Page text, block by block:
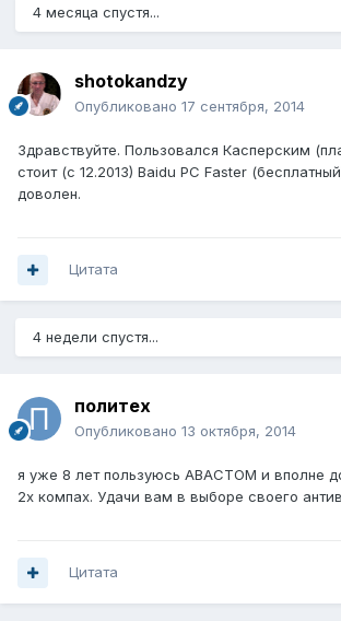
4 месяца спустя...
shotokandzy
Опубликовано 17 сентября, 2014
Здравствуйте. Пользовался Касперским
стоит (с 12.2013) Baidu PC Faster
доволен.
Цитата
4 недели спустя...
политех
Опубликовано 13 октября, 2014
я уже 8 лет пользуюсь АВАСТОМ и вполне
2х компах. Удачи вам в выборе своего
Цитата